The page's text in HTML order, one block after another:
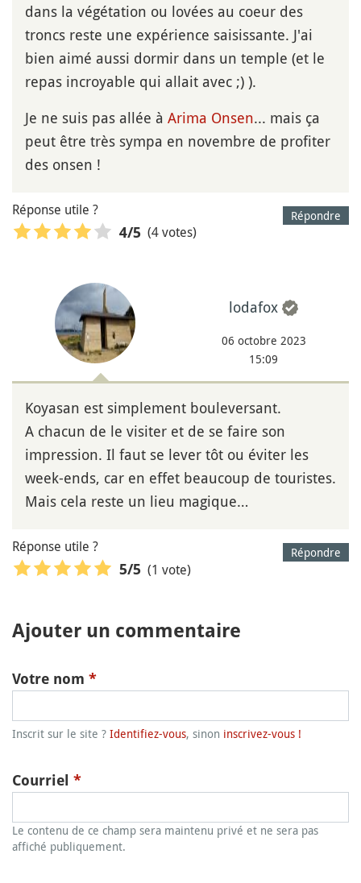
dans la végétation ou lovées au coeur des
troncs reste une expérience saisissante. J'ai
bien aimé aussi dormir dans un temple (et le
repas incroyable qui allait avec ;) ).
Je ne suis pas allée à Arima Onsen... mais ça
peut être très sympa en novembre de profiter
des onsen !
Répondre
Réponse utile ?
4/5 (4 votes)
lodafox
06 octobre 2023
15:09
Koyasan est simplement bouleversant.
A chacun de le visiter et de se faire son
impression. Il faut se lever tôt ou éviter les
week-ends, car en effet beaucoup de touristes.
Mais cela reste un lieu magique…
Répondre
Réponse utile ?
5/5 (1 vote)
Ajouter un commentaire
Votre nom *
Inscrit sur le site ? Identifiez-vous, sinon inscrivez-vous !
Courriel *
Le contenu de ce champ sera maintenu privé et ne sera pas
affiché publiquement.